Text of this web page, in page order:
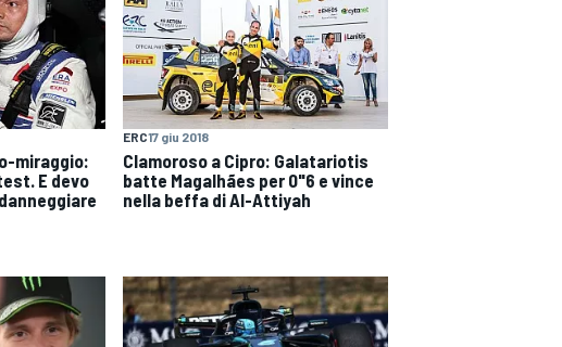
miraggio:
E devo
ERC17 giu 2018
Clamoroso a Cipro: Galatariotis
batte Magalhães per 0"6 e vince
nella beffa di Al-Attiyah